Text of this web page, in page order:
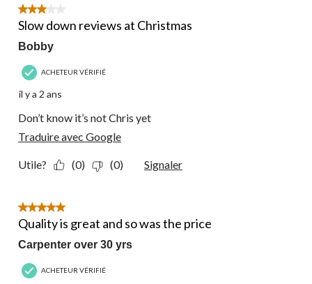
3 étoile(s) sur 5.
Slow down reviews at Christmas
Bobby
ACHETEUR VÉRIFIÉ
il y a 2 ans
Don’t know it’s not Chris yet
Traduire avec Google
Utile? (0) (0) Signaler
5 étoile(s) sur 5.
Quality is great and so was the price
Carpenter over 30 yrs
ACHETEUR VÉRIFIÉ